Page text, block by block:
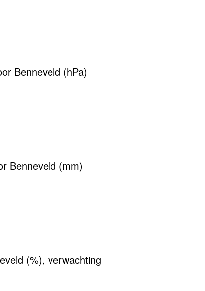
Benneveld (hPa)
Benneveld (mm)
(%), verwachting